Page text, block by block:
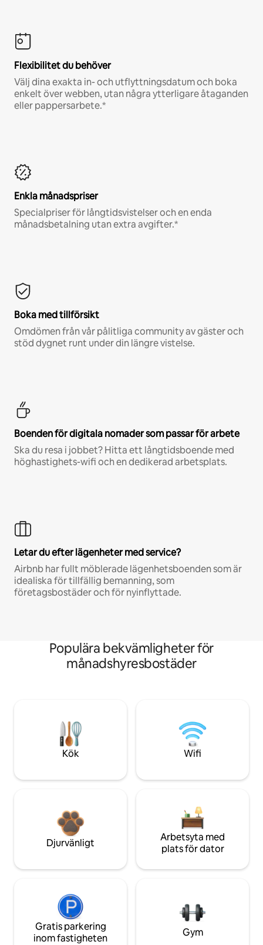
Flexibilitet du behöver
Välj dina exakta in- och utflyttningsdatum och boka
enkelt över webben, utan några ytterligare åtaganden
eller pappersarbete.*
Enkla månadspriser
Specialpriser för långtidsvistelser och en enda
månadsbetalning utan extra avgifter.*
Boka med tillförsikt
Omdömen från vår pålitliga community av gäster och
stöd dygnet runt under din längre vistelse.
Boenden för digitala nomader som passar för arbete
Ska du resa i jobbet? Hitta ett långtidsboende med
höghastighets-wifi och en dedikerad arbetsplats.
Letar du efter lägenheter med service?
Airbnb har fullt möblerade lägenhetsboenden som är
idealiska för tillfällig bemanning, som
företagsbostäder och för nyinflyttade.
Populära bekvämligheter för
månadshyresbostäder
Kök Wifi
Djurvänligt
Arbetsyta med
plats för dator
Gratis parkering
inom fastigheten
Gym